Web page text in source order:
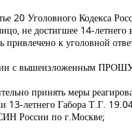
20 Уголовного Кодекса
не достигшее 14-летнего
к уголовной
с вышеизложенным
принять меры
13-летнего Габора Т.Г.
России по г.Москве;